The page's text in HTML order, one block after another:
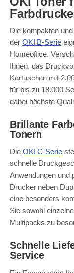
Die kompakten
der OKI B-Serie
Homeoffice.
Ihnen, das
Kartuschen mit
für bis zu 18.000
dabei höchste
Brillante
Tonern
Die OKI C-Serie
schnelle
Anwendungen und
Drucker neben
eine besonders
Sie sowohl
Multipacks zu
Schnelle
Service